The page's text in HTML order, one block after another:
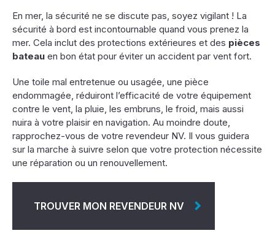
En mer, la sécurité ne se discute pas, soyez vigilant ! La
sécurité à bord est incontournable quand vous prenez la
mer. Cela inclut des protections extérieures et des pièces
bateau en bon état pour éviter un accident par vent fort.
Une toile mal entretenue ou usagée, une pièce
endommagée, réduiront l’efficacité de votre équipement
contre le vent, la pluie, les embruns, le froid, mais aussi
nuira à votre plaisir en navigation. Au moindre doute,
rapprochez-vous de votre revendeur NV. Il vous guidera
sur la marche à suivre selon que votre protection nécessite
une réparation ou un renouvellement.
TROUVER MON REVENDEUR NV